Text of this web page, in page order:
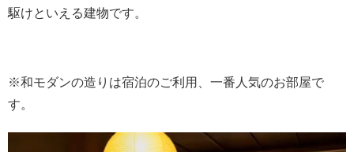
駆けといえる建物です。
※和モダンの造りは宿泊のご利用、一番人気のお部屋で
す。